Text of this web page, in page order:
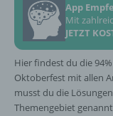
App
Mit
JETZT
Hier findest du die
Oktoberfest mit allen
musst du die
Themengebiet